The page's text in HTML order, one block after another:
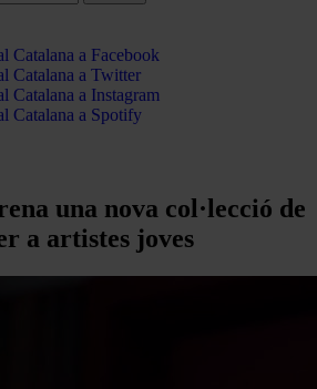
Catalana a Facebook
Catalana a Twitter
Catalana a Instagram
Catalana a Spotify
una nova col·lecció de
a artistes joves